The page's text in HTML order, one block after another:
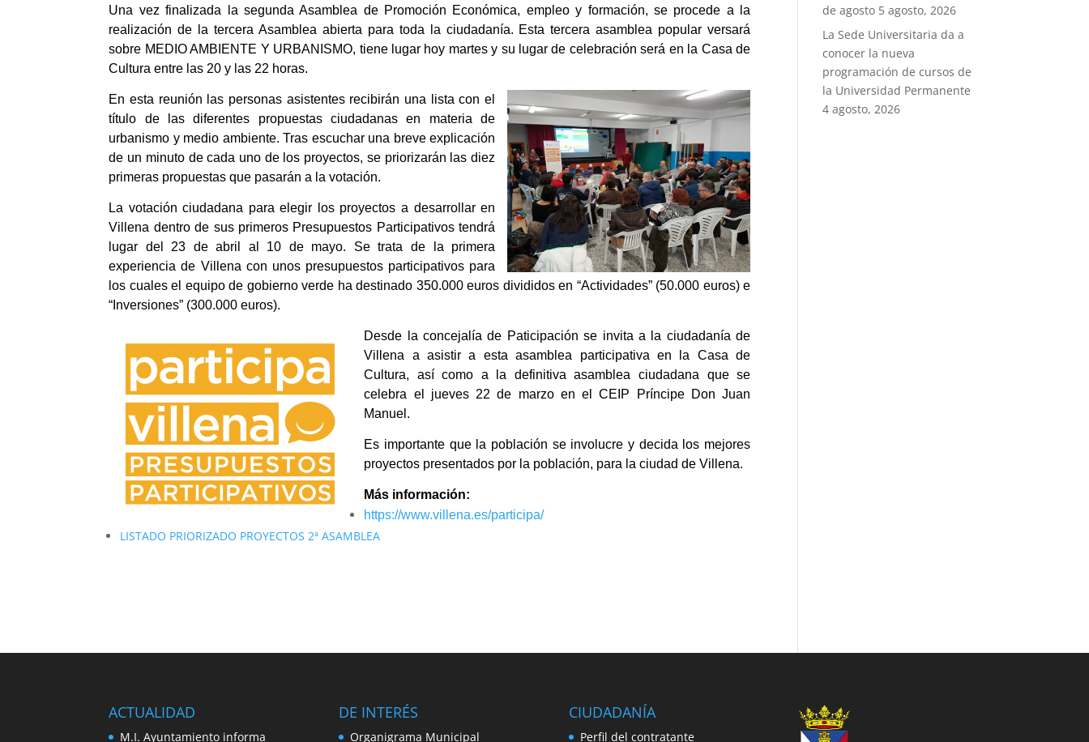
Una vez finalizada la segunda Asamblea de Promoción Económica, empleo y formación, se procede a la
realización de la tercera Asamblea abierta para toda la ciudadanía. Esta tercera asamblea popular versará
sobre MEDIO AMBIENTE Y URBANISMO, tiene lugar hoy martes y su lugar de celebración será en la Casa de
Cultura entre las 20 y las 22 horas.
En esta reunión las personas asistentes recibirán una lista con el
título de las diferentes propuestas ciudadanas en materia de
urbanismo y medio ambiente. Tras escuchar una breve explicación
de un minuto de cada uno de los proyectos, se priorizarán las diez
primeras propuestas que pasarán a la votación.
La votación ciudadana para elegir los proyectos a desarrollar en
Villena dentro de sus primeros Presupuestos Participativos tendrá
lugar del 23 de abril al 10 de mayo. Se trata de la primera
experiencia de Villena con unos presupuestos participativos para
los cuales el equipo de gobierno verde ha destinado 350.000 euros divididos en “Actividades” (50.000 euros) e
“Inversiones” (300.000 euros).
Desde la concejalía de Paticipación se invita a la ciudadanía de
Villena a asistir a esta asamblea participativa en la Casa de
Cultura, así como a la definitiva asamblea ciudadana que se
celebra el jueves 22 de marzo en el CEIP Príncipe Don Juan
Manuel.
Es importante que la población se involucre y decida los mejores
proyectos presentados por la población, para la ciudad de Villena.
Más información:
https://www.villena.es/participa/
LISTADO PRIORIZADO PROYECTOS 2ª ASAMBLEA
de agosto 5 agosto, 2026
La Sede Universitaria da a
conocer la nueva
programación de cursos de
la Universidad Permanente
4 agosto, 2026
ACTUALIDAD
M.I. Ayuntamiento informa
DE INTERÉS
Organigrama Municipal
CIUDADANÍA
Perfil del contratante